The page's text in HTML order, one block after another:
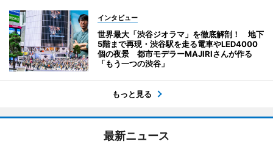
インタビュー
世界最大「渋谷ジオラマ」を徹底解剖！ 地下
5階まで再現・渋谷駅を走る電車やLED4000
個の夜景 都市モデラーMAJIRIさんが作る
「もう一つの渋谷」
もっと見る
最新ニュース